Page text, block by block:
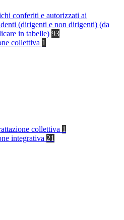
conferiti e autorizzati ai
(dirigenti e non dirigenti) (da
in tabelle) 93
collettiva 1
collettiva 1
integrativa 21